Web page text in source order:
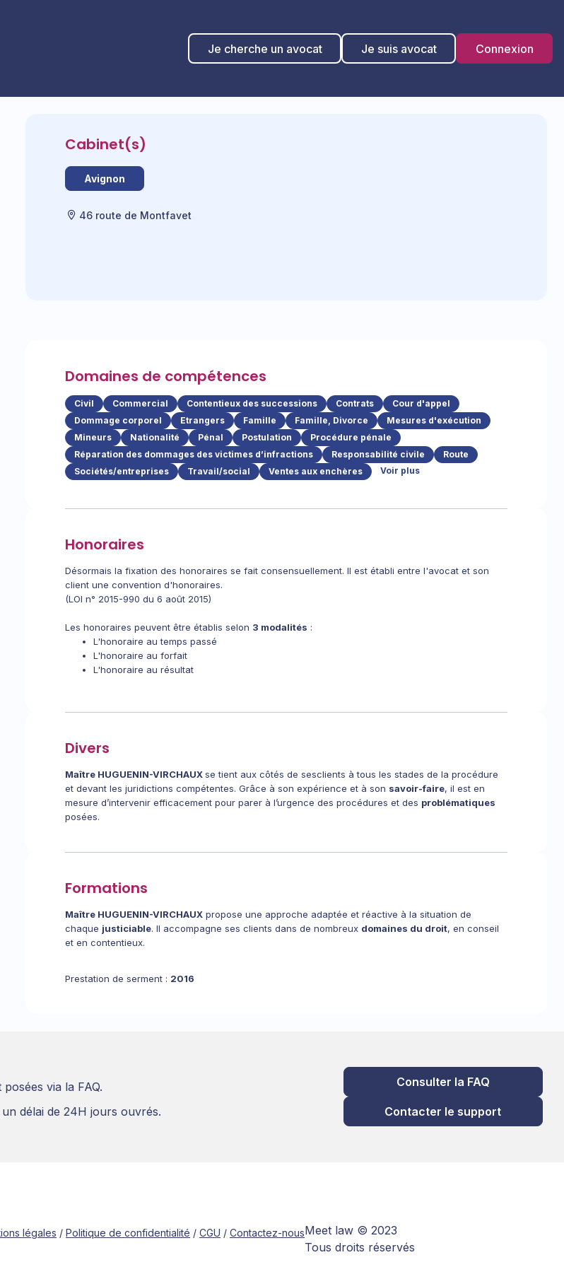
Je cherche un avocat Je suis avocat Connexion
Cabinet(s)
Avignon
46 route de Montfavet
Domaines de compétences
Civil Commercial Contentieux des successions Contrats
Cour d'appel
Dommage corporel
Etrangers Famille Famille, Divorce
Mesures d'exécution
Mineurs
Nationalité Pénal Postulation
Procédure pénale
Réparation des dommages des victimes d’infractions
Responsabilité civile
Route
Sociétés/entreprises
Travail/social Ventes aux enchères Voir plus
Honoraires
Désormais la fixation des honoraires se fait consensuellement. Il est établi entre l'avocat et son
client une convention d'honoraires.
(LOI n° 2015-990 du 6 août 2015)
Les honoraires peuvent être établis selon 3 modalités :
L'honoraire au temps passé
L'honoraire au forfait
L'honoraire au résultat
Divers
Maître HUGUENIN-VIRCHAUXse tient aux côtés de sesclients à tous les stades de la procédure
et devant les juridictions compétentes. Grâce à son expérience et à son savoir-faire, il est en
mesure d’intervenir efficacement pour parer à l’urgence des procédures et des problématiques
posées.
Formations
Maître HUGUENIN-VIRCHAUX propose une approche adaptée et réactive à la situation de
chaque justiciable. Il accompagne ses clients dans de nombreux domaines du droit, en conseil
et en contentieux.
Prestation de serment : 2016
via la FAQ.
délai de 24H jours ouvrés.
Consulter la FAQ
Contacter le support
légales Politique de confidentialité CGU Contactez-nousMeet law © 2023
Tous droits réservés